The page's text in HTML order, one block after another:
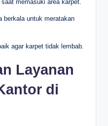
memasuki area karpet.
berkala untuk meratakan
agar karpet tidak lembab.
Layanan
di